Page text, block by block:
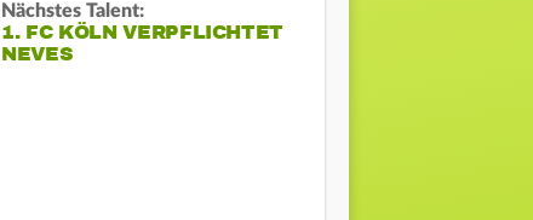
Nächstes Talent:
1. FC KÖLN VERPFLICHTET
NEVES